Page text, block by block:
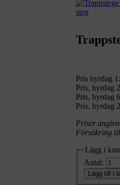
Pris hyrdag 1:
Pris, hyrdag
Pris, hyrdag
Pris, hyrdag
Priser
Försäkring
Lägg i
Antal:
Lägg till i